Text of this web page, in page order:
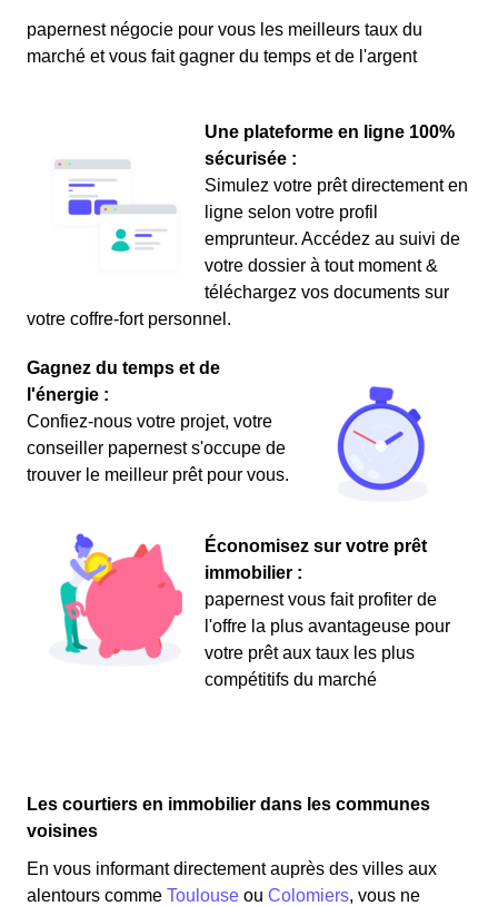
papernest négocie pour vous les meilleurs taux du
marché et vous fait gagner du temps et de l'argent
Une plateforme en ligne 100%
sécurisée :
Simulez votre prêt directement en
ligne selon votre profil
emprunteur. Accédez au suivi de
votre dossier à tout moment &
téléchargez vos documents sur
votre coffre-fort personnel.
Gagnez du temps et de
l'énergie :
Confiez-nous votre projet, votre
conseiller papernest s'occupe de
trouver le meilleur prêt pour vous.
Économisez sur votre prêt
immobilier :
papernest vous fait profiter de
l'offre la plus avantageuse pour
votre prêt aux taux les plus
compétitifs du marché
Les courtiers en immobilier dans les communes
voisines
En vous informant directement auprès des villes aux
alentours comme Toulouse ou Colomiers, vous ne